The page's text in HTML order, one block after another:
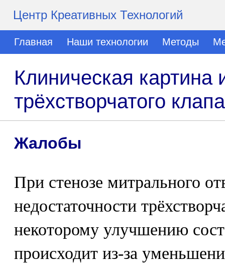
Центр Креативных Технологий
Главная Наши технологии Методы
Клиническая картина
трёхстворчатого
Жалобы
При стенозе митрального
недостаточности
некоторому улучшению
происходит из-за